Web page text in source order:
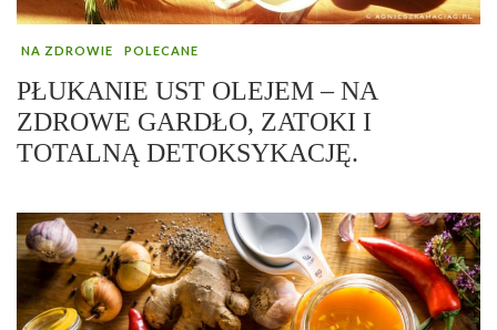
NA ZDROWIE POLECANE
PŁUKANIE UST OLEJEM – NA
ZDROWE GARDŁO, ZATOKI I
TOTALNĄ DETOKSYKACJĘ.